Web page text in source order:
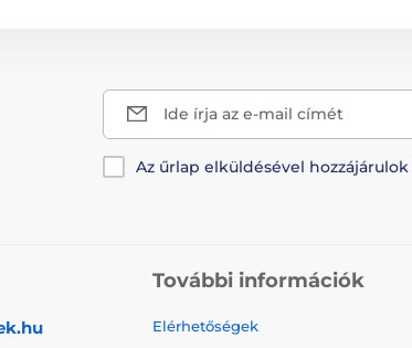
Ide írja az e-mail címét
Az űrlap elküldésével hozzájárulok
További információk
Elérhetőségek